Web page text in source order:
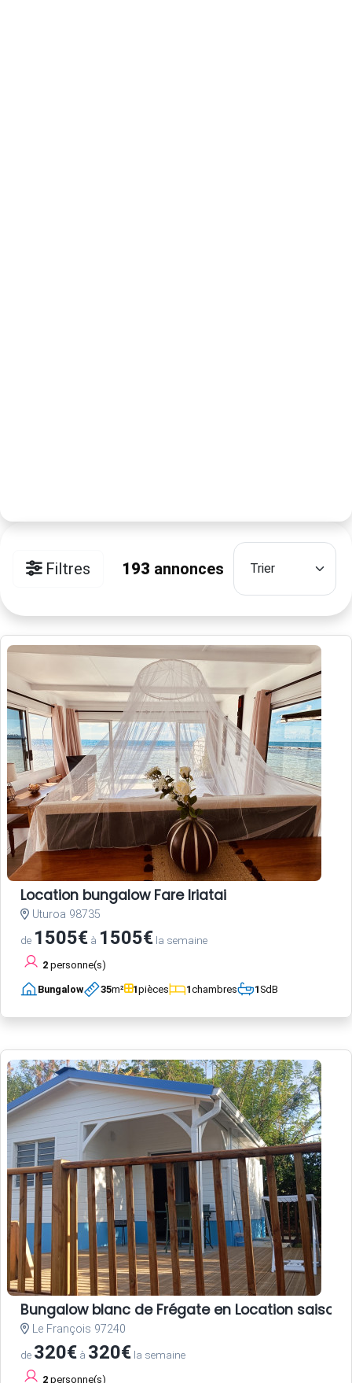
Filtres 193 annonces
Location bungalow Fare Iriatai
Uturoa 98735
de 1505€ à 1505€ la semaine
2 personne(s)
Bungalow 35m² 1pièces 1chambres 1SdB
Bungalow blanc de Frégate en Location
Le François 97240
de 320€ à 320€ la semaine
2 personne(s)